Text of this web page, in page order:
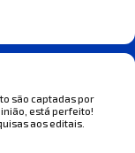
são captadas por
está perfeito!
aos editais.